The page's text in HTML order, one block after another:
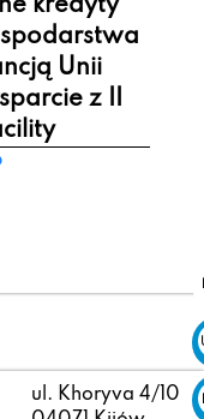
kredyty
Unii
z II
ul. Khoryva 4/10